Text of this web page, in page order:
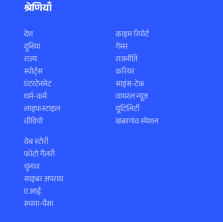
श्रेणियाँ
देश
दुनिया
राज्य
स्पोर्ट्स
एंटरटेनमेंट
धर्म-कर्म
लाइफस्टाइल
वीडियो
क्राइम रिपोर्ट
गेम्स
राजनीति
करियर
साइंस-टेक
वायरल न्यूज़
यूटिलिटी
खबरगांव स्पेशल
वेब स्टोरी
फोटो गैलरी
चुनाव
साइबर अपराध
ए.आई.
रुपया-पैसा